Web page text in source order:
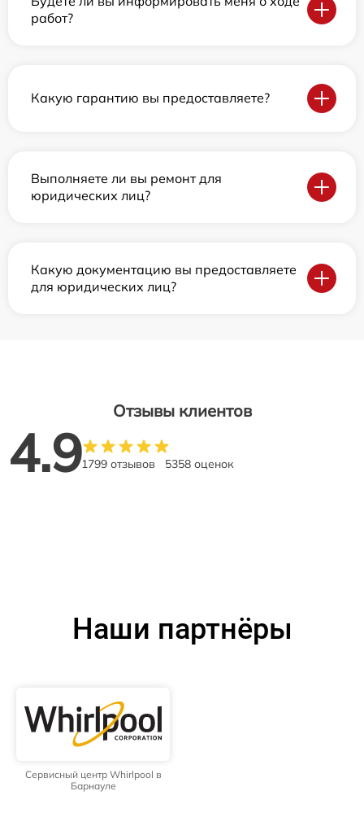
работ?
Какую гарантию вы предоставляете?
Выполняете ли вы ремонт для
юридических лиц?
Какую документацию вы предоставляете
для юридических лиц?
Отзывы клиентов
4.91799 отзывов 5358 оценок
Наши партнёры
Сервисный центр Whirlpool в
Барнауле